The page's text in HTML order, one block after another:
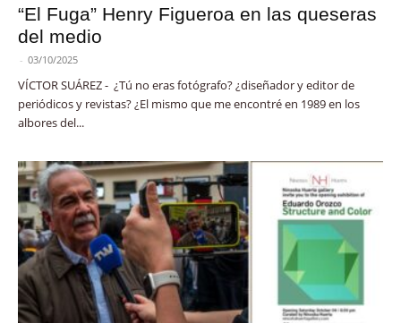
“El Fuga” Henry Figueroa en las queseras
del medio
- 03/10/2025
VÍCTOR SUÁREZ - ¿Tú no eras fotógrafo? ¿diseñador y editor de
periódicos y revistas? ¿El mismo que me encontré en 1989 en los
albores del...